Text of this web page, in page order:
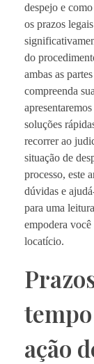
despejo e
os prazos
do
ambas as
compreenda
soluções
recorrer ao
situação de
processo, este
dúvidas e
para uma
empodera
locatício.
ação